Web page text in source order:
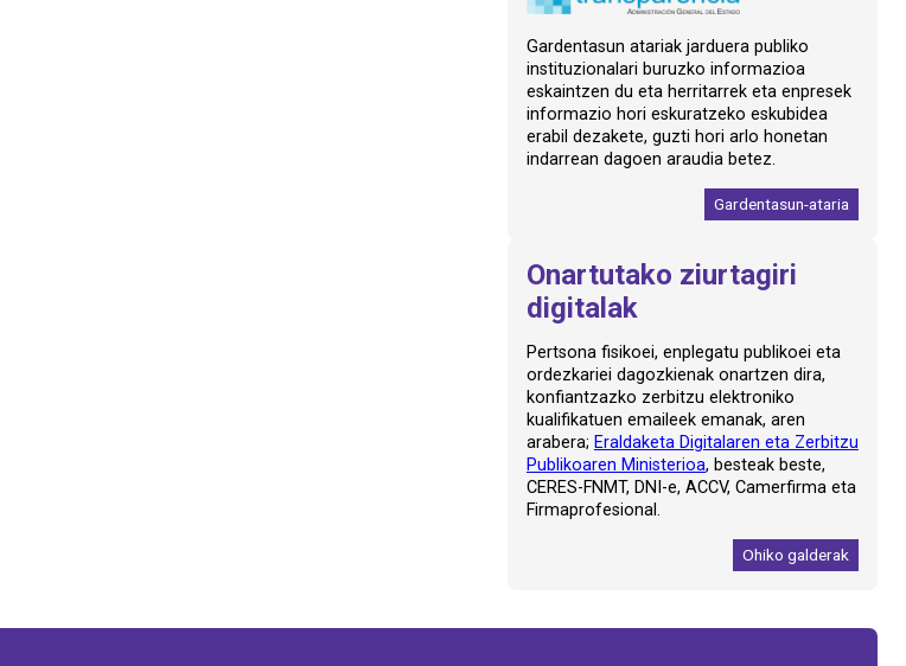
Gardentasun atariak jarduera publiko
instituzionalari buruzko informazioa
eskaintzen du eta herritarrek eta enpresek
informazio hori eskuratzeko eskubidea
erabil dezakete, guzti hori arlo honetan
indarrean dagoen araudia betez.
Gardentasun-ataria
Onartutako ziurtagiri
digitalak
Pertsona fisikoei, enplegatu publikoei eta
ordezkariei dagozkienak onartzen dira,
konfiantzazko zerbitzu elektroniko
kualifikatuen emaileek emanak, aren
arabera; Eraldaketa Digitalaren eta Zerbitzu
Publikoaren Ministerioa, besteak beste,
CERES-FNMT, DNI-e, ACCV, Camerfirma eta
Firmaprofesional.
Ohiko galderak